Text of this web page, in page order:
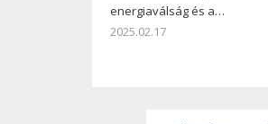
energiaválság és a…
2025.02.17